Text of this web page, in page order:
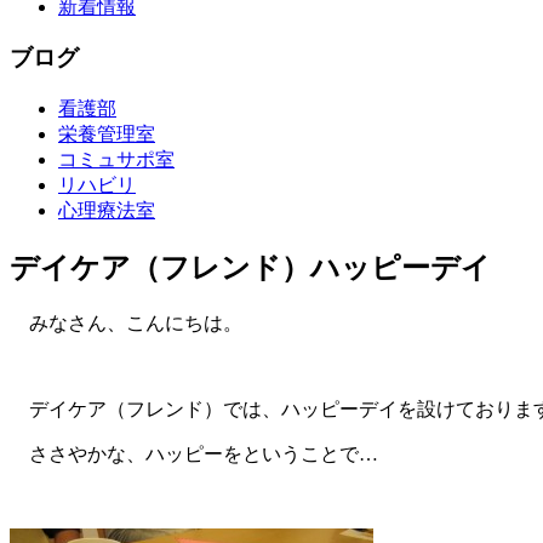
新着情報
ブログ
看護部
栄養管理室
コミュサポ室
リハビリ
心理療法室
デイケア（フレンド）ハッピーデイ
みなさん、こんにちは。
デイケア（フレンド）では、ハッピーデイを設けておりま
ささやかな、ハッピーをということで…